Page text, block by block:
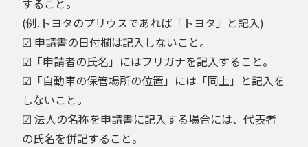
(例.トヨタのプリウスであれば「トヨタ」と記入)
☑ 申請書の日付欄は記入しないこと。
☑「申請者の氏名」にはフリガナを記入すること。
☑「自動車の保管場所の位置」には「同上」と記入を
しないこと。
☑ 法人の名称を申請書に記入する場合には、代表者
の氏名を併記すること。